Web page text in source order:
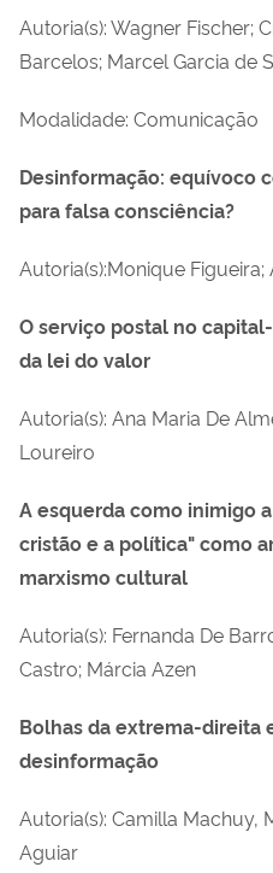
Autoria(s): Wagner Fischer;
Barcelos; Marcel Garcia de
Modalidade: Comunicação
Desinformação: equívoco
para falsa consciência?
Autoria(s):Monique
O serviço postal no
da lei do valor
Autoria(s): Ana Maria De
Loureiro
A esquerda como inimigo
cristão e a política" como
marxismo cultural
Autoria(s): Fernanda De
Castro; Márcia Azen
Bolhas da extrema-direita
desinformação
Autoria(s): Camilla Machuy,
Aguiar